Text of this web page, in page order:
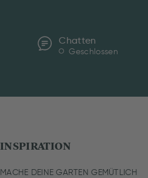
Chatten
Geschlossen
INSPIRATION
MACHE DEINE GARTEN GEMÜTLICH